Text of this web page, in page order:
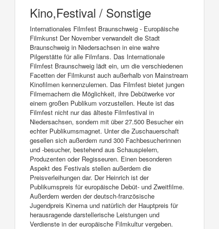
Kino,Festival / Sonstige
Internationales Filmfest Braunschweig - Europäische
Filmkunst Der November verwandelt die Stadt
Braunschweig in Niedersachsen in eine wahre
Pilgerstätte für alle Filmfans. Das Internationale
Filmfest Braunschweig lädt ein, um die verschiedenen
Facetten der Filmkunst auch außerhalb von Mainstream
Kinofilmen kennenzulernen. Das Filmfest bietet jungen
Filmemachern die Möglichkeit, ihre Debütwerke vor
einem großen Publikum vorzustellen. Heute ist das
Filmfest nicht nur das älteste Filmfestival in
Niedersachsen, sondern mit über 27.500 Besucher ein
echter Publikumsmagnet. Unter die Zuschauerschaft
gesellen sich außerdem rund 300 Fachbesucherinnen
und -besucher, bestehend aus Schauspielern,
Produzenten oder Regisseuren. Einen besonderen
Aspekt des Festivals stellen außerdem die
Preisverleihungen dar. Der Heinrich ist der
Publikumspreis für europäische Debüt- und Zweitfilme.
Außerdem werden der deutsch-französische
Jugendpreis Kinema und natürlich der Hauptpreis für
herausragende darstellerische Leistungen und
Verdienste in der europäische Filmkultur vergeben.